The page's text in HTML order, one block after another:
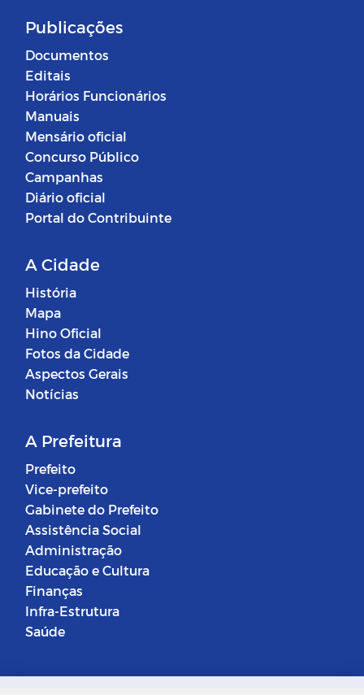
Publicações
Documentos
Editais
Horários Funcionários
Manuais
Mensário oficial
Concurso Público
Campanhas
Diário oficial
Portal do Contribuinte
A Cidade
História
Mapa
Hino Oficial
Fotos da Cidade
Aspectos Gerais
Notícias
A Prefeitura
Prefeito
Vice-prefeito
Gabinete do Prefeito
Assistência Social
Administração
Educação e Cultura
Finanças
Infra-Estrutura
Saúde